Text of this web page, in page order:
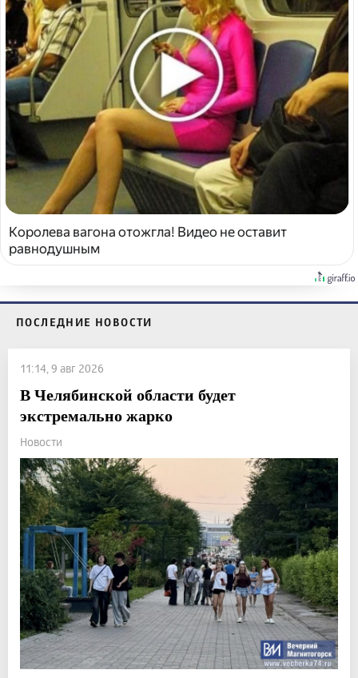
Королева вагона отожгла! Видео не оставит
равнодушным
ПОСЛЕДНИЕ НОВОСТИ
11:14, 9 авг 2026
В Челябинской области будет
экстремально жарко
Новости